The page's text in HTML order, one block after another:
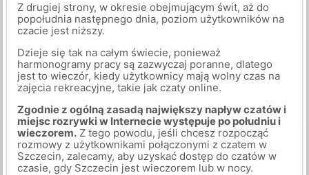
Z drugiej strony, w okresie obejmującym świt, aż do
popołudnia następnego dnia, poziom użytkowników na
czacie jest niższy.
Dzieje się tak na całym świecie, ponieważ
harmonogramy pracy są zazwyczaj poranne, dlatego
jest to wieczór, kiedy użytkownicy mają wolny czas na
zajęcia rekreacyjne, takie jak czaty online.
Zgodnie z ogólną zasadą największy napływ czatów i
miejsc rozrywki w Internecie występuje po południu i
wieczorem.Z tego powodu, jeśli chcesz rozpocząć
rozmowy z użytkownikami połączonymi z czatem w
Szczecin, zalecamy, aby uzyskać dostęp do czatów w
czasie, gdy Szczecin jest wieczorem lub w nocy.